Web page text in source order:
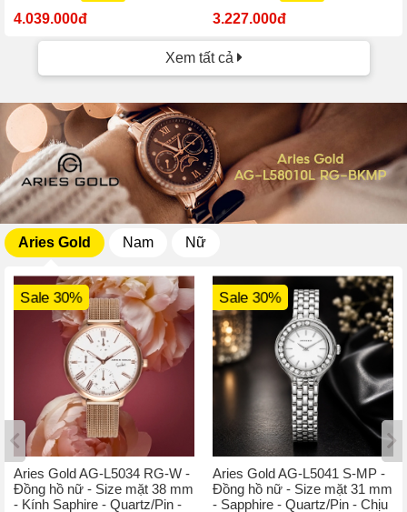
4.039.000đ 3.227.000đ
Xem tất cả
Aries Gold Nam Nữ
Sale 30%
Aries Gold AG-L5034 RG-W -
Đồng hồ nữ - Size mặt 38 mm
- Kính Saphire - Quartz/Pin -
Sale 30%
Aries Gold AG-L5041 S-MP -
Đồng hồ nữ - Size mặt 31 mm
- Sapphire - Quartz/Pin - Chịu